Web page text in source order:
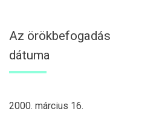
Az örökbefogadás
dátuma
2000. március 16.